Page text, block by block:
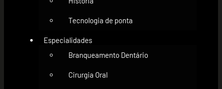
Tecnologia de ponta
Especialidades
Branqueamento Dentário
Cirurgia Oral